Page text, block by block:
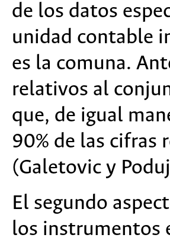
de los datos
unidad contable
es la comuna.
relativos al
que, de igual
90% de las cifras
(Galetovic y
El segundo
los instrumentos